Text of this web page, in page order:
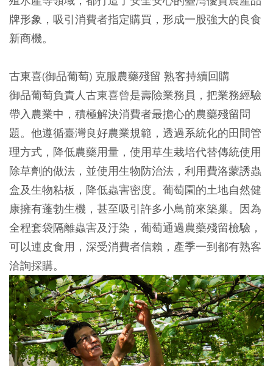
牌形象，吸引消費者指定購買，形成一股強大的良食
新商機。
古東喜(御品葡萄) 克服農藥殘留 熟客持續回購
御品葡萄負責人古東喜曾是壽險業務員，把業務經驗
帶入農業中，積極解決消費者最擔心的農藥殘留問
題。他遵循臺灣良好農業規範，透過系統化的田間管
理方式，降低農藥用量，使用草生栽培代替傳統使用
除草劑的做法，並使用生物防治法，利用費洛蒙誘蟲
盒及生物粘板，降低蟲害密度。葡萄園的土地自然健
康擁有蓬勃生機，甚至吸引許多小鳥前來築巢。因為
全程套袋隔離蟲害及汙染，葡萄通過農藥殘留檢驗，
可以連皮食用，深受消費者信賴，產季一到都有熟客
洽詢採購。